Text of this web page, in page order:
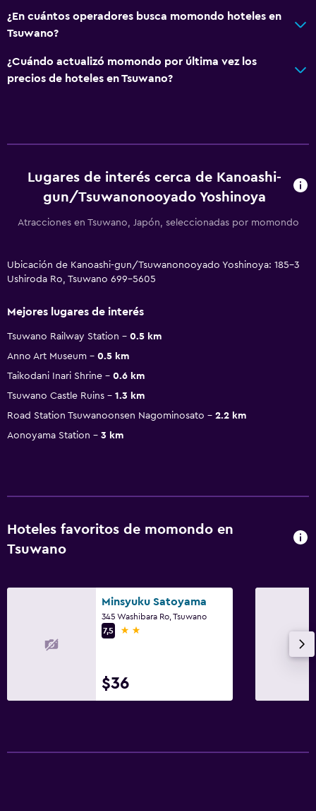
¿En cuántos operadores busca momondo hoteles en
Tsuwano?
¿Cuándo actualizó momondo por última vez los
precios de hoteles en Tsuwano?
Lugares de interés cerca de Kanoashi-
gun/Tsuwanonooyado Yoshinoya
Atracciones en Tsuwano, Japón, seleccionadas por momondo
Ubicación de Kanoashi-gun/Tsuwanonooyado Yoshinoya: 185-3
Ushiroda Ro, Tsuwano 699-5605
Mejores lugares de interés
Tsuwano Railway Station
0.5 km
Anno Art Museum
0.5 km
Taikodani Inari Shrine
0.6 km
Tsuwano Castle Ruins
1.3 km
Road Station Tsuwanoonsen Nagominosato
2.2 km
Aonoyama Station
3 km
Hoteles favoritos de momondo en
Tsuwano
Minsyuku Satoyama
345 Washibara Ro, Tsuwano
7,5
2 estrellas
$36